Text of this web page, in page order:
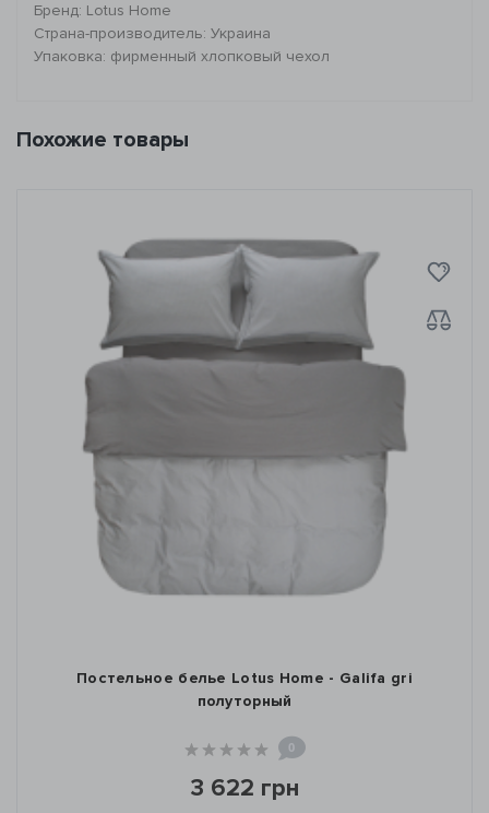
Бренд: Lotus Home
Страна-производитель: Украина
Упаковка: фирменный хлопковый чехол
Похожие товары
Постельное белье Lotus Home - Galifa gri
полуторный
0
3 622 грн